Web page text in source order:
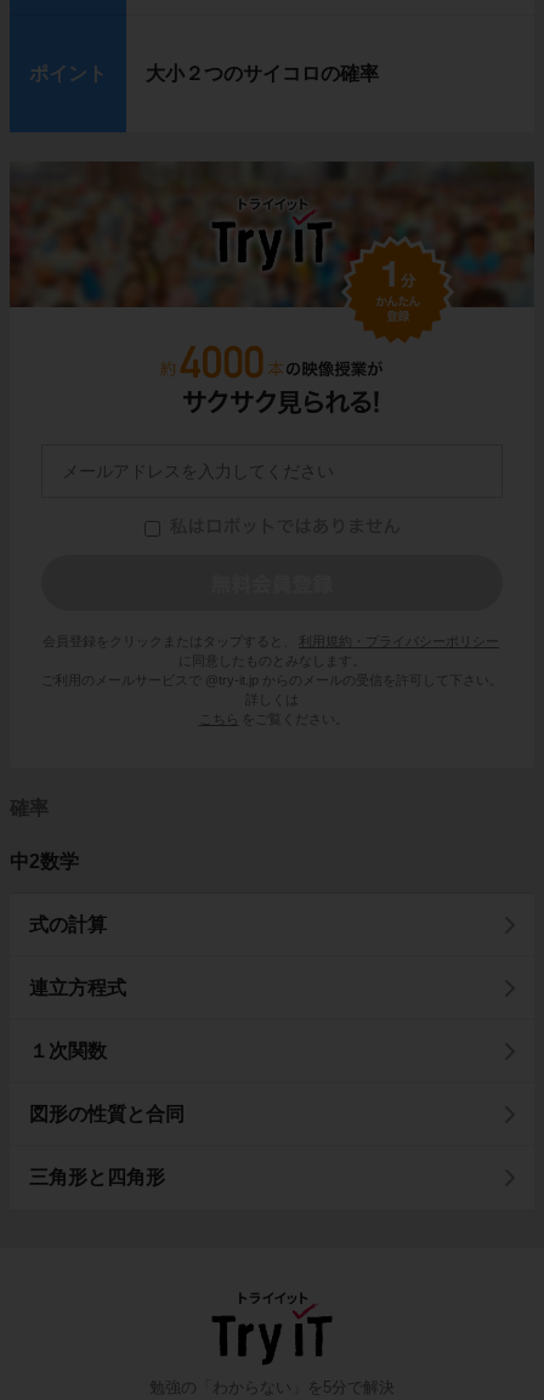
ポイント 大小２つのサイコロの確率
会員登録をクリックまたはタップすると、
利用規約・プライバシーポリシー
に同意したものとみなします。
ご利用のメールサービスで @try-it.jp からのメールの受信を許可して下さい。
詳しくは
こちら
をご覧ください。
確率
中2数学
式の計算
連立方程式
１次関数
図形の性質と合同
三角形と四角形
勉強の「わからない」を5分で解決